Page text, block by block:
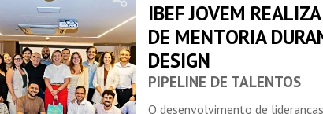
IBEF JOVEM
DE MENTORIA
DESIGN
PIPELINE DE TALENTOS
O desenvolvimento de